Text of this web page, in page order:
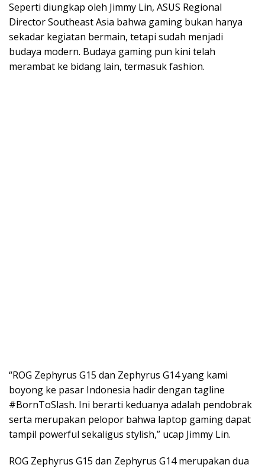
Seperti diungkap oleh Jimmy Lin, ASUS Regional
Director Southeast Asia bahwa gaming bukan hanya
sekadar kegiatan bermain, tetapi sudah menjadi
budaya modern. Budaya gaming pun kini telah
merambat ke bidang lain, termasuk fashion.
“ROG Zephyrus G15 dan Zephyrus G14 yang kami
boyong ke pasar Indonesia hadir dengan tagline
#BornToSlash. Ini berarti keduanya adalah pendobrak
serta merupakan pelopor bahwa laptop gaming dapat
tampil powerful sekaligus stylish,” ucap Jimmy Lin.
ROG Zephyrus G15 dan Zephyrus G14 merupakan dua